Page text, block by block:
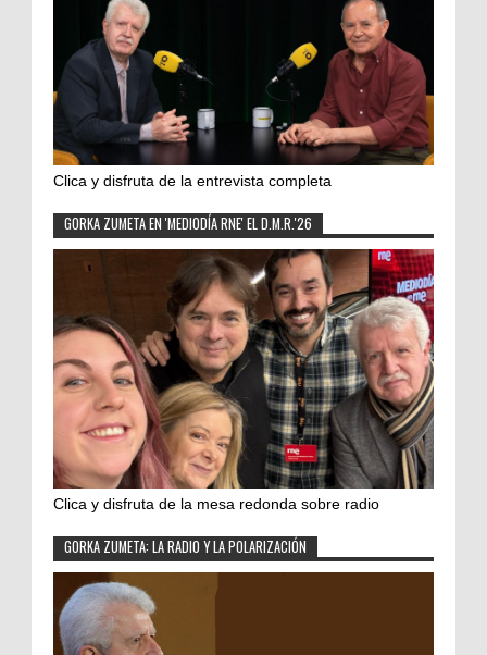
Clica y disfruta de la entrevista completa
GORKA ZUMETA EN 'MEDIODÍA RNE' EL D.M.R.'26
Clica y disfruta de la mesa redonda sobre radio
GORKA ZUMETA: LA RADIO Y LA POLARIZACIÓN